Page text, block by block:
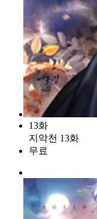
13화
지악천 13화
무료